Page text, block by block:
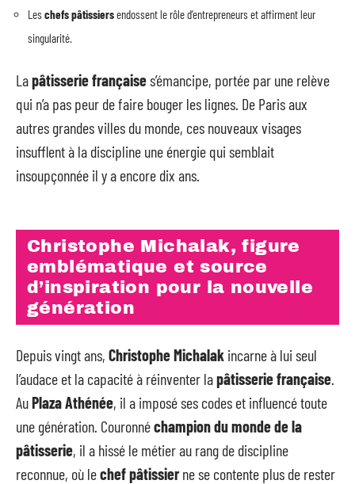
Les chefs pâtissiersendossent le rôle d’entrepreneurs et affirment leur
singularité.
Lapâtisserie françaises’émancipe, portée par une relève
qui n’a pas peur de faire bouger les lignes. De Paris aux
autres grandes villes du monde, ces nouveaux visages
insufflent à la discipline une énergie qui semblait
insoupçonnée il y a encore dix ans.
Christophe Michalak, figure
emblématique et source
d’inspiration pour la nouvelle
génération
Depuis vingt ans, Christophe Michalak incarne à lui seul
l’audace et la capacité à réinventer lapâtisserie française
AuPlaza Athénée, il a imposé ses codes et influencé toute
une génération. Couronnéchampion du monde de la
pâtisserie, il a hissé le métier au rang de discipline
reconnue, où lechef pâtissierne se contente plus de rester